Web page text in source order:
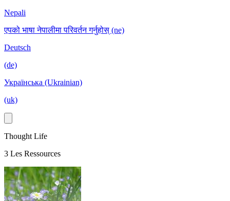
Nepali
एपको भाषा नेपालीमा परिवर्तन गर्नुहोस् (ne)
Deutsch
(de)
Українська (Ukrainian)
(uk)
Thought Life
3 Les Ressources